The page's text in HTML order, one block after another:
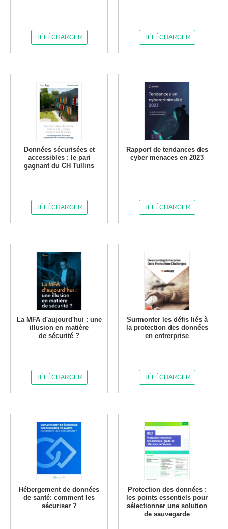
TÉLÉCHARGER TÉLÉCHARGER
Données sécurisées et
accessibles : le pari
gagnant du CH Tullins
TÉLÉCHARGER
Rapport de tendances des
cyber menaces en 2023
TÉLÉCHARGER
La MFA d'aujourd'hui : une
illusion en matière
de sécurité ?
TÉLÉCHARGER
Surmonter les défis liés à
la protection des données
en entrerprise
TÉLÉCHARGER
Hébergement de données
de santé: comment les
sécuriser ?
Protection des données :
les points essentiels pour
sélectionner une solution
de sauvegarde